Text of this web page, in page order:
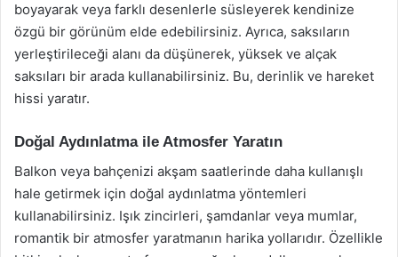
boyayarak veya farklı desenlerle süsleyerek kendinize
özgü bir görünüm elde edebilirsiniz. Ayrıca, saksıların
yerleştirileceği alanı da düşünerek, yüksek ve alçak
saksıları bir arada kullanabilirsiniz. Bu, derinlik ve hareket
hissi yaratır.
Doğal Aydınlatma ile Atmosfer Yaratın
Balkon veya bahçenizi akşam saatlerinde daha kullanışlı
hale getirmek için doğal aydınlatma yöntemleri
kullanabilirsiniz. Işık zincirleri, şamdanlar veya mumlar,
romantik bir atmosfer yaratmanın harika yollarıdır. Özellikle